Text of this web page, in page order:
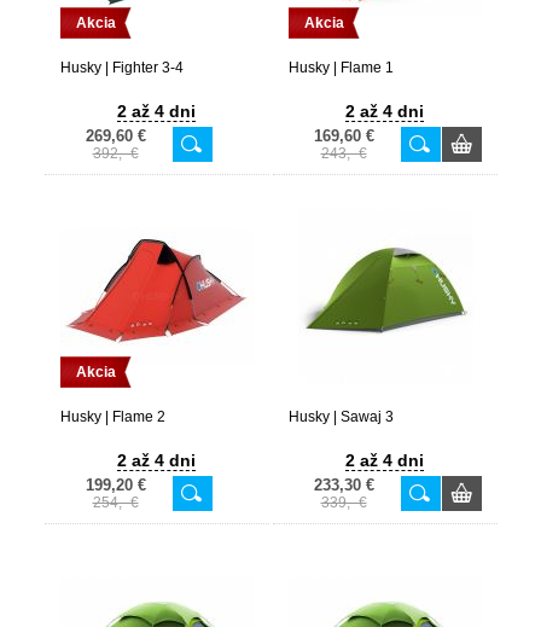
Akcia
Husky | Fighter 3-4
2 až 4 dni
269,60 €
392,- €
Akcia
Husky | Flame 1
2 až 4 dni
169,60 €
243,- €
Akcia
Husky | Flame 2
2 až 4 dni
199,20 €
254,- €
Husky | Sawaj 3
2 až 4 dni
233,30 €
339,- €